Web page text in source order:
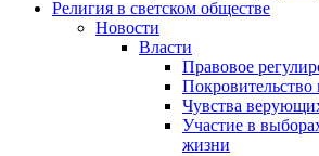
Религия в светском обществе
Новости
Власти
Правовое
Покровительство
Чувства
Участие в
жизни